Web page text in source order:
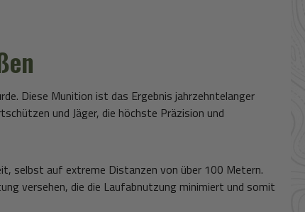
Diese Munition ist das Ergebnis jahrzehntelanger
und Jäger, die höchste Präzision und
selbst auf extreme Distanzen von über 100 Metern.
versehen, die die Laufabnutzung minimiert und somit